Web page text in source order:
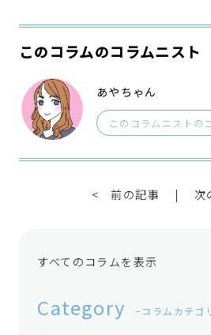
このコラムのコラムニスト
あやちゃん
このコラムニストの
< 前の記事 | 次
すべてのコラムを表示
Category コラムカテゴ